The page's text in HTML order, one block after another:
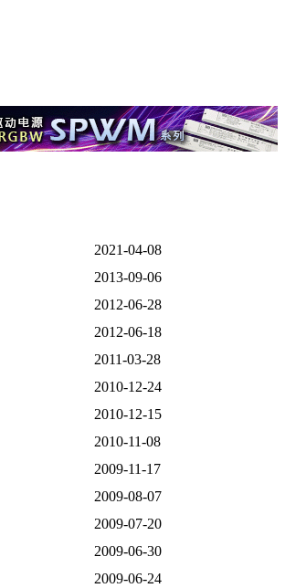
2021-04-08
2013-09-06
2012-06-28
2012-06-18
2011-03-28
2010-12-24
2010-12-15
2010-11-08
2009-11-17
2009-08-07
2009-07-20
2009-06-30
2009-06-24